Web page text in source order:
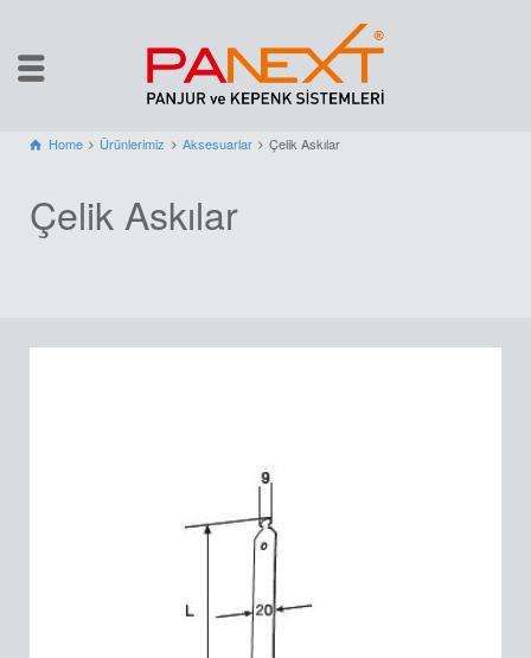
Home Ürünlerimiz Aksesuarlar Çelik Askılar
Çelik Askılar